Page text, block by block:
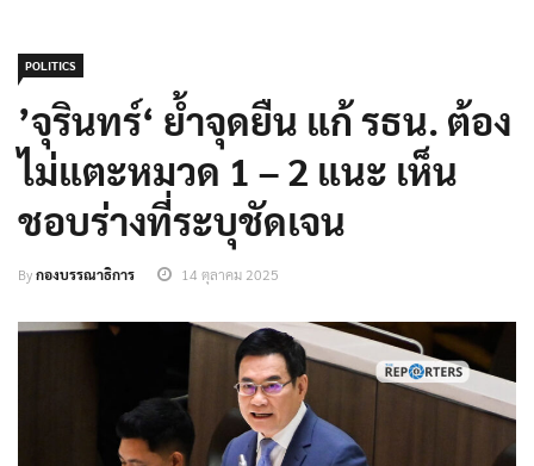
POLITICS
’จุรินทร์‘ ย้ำจุดยืน แก้ รธน. ต้อง
ไม่แตะหมวด 1 – 2 แนะ เห็น
ชอบร่างที่ระบุชัดเจน
Byกองบรรณาธิการ 14 ตุลาคม 2025